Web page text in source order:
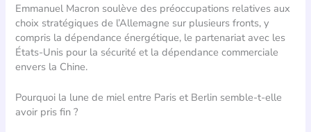
Emmanuel Macron soulève des préoccupations relatives aux
choix stratégiques de l’Allemagne sur plusieurs fronts, y
compris la dépendance énergétique, le partenariat avec les
États-Unis pour la sécurité et la dépendance commerciale
envers la Chine.
Pourquoi la lune de miel entre Paris et Berlin semble-t-elle
avoir pris fin ?